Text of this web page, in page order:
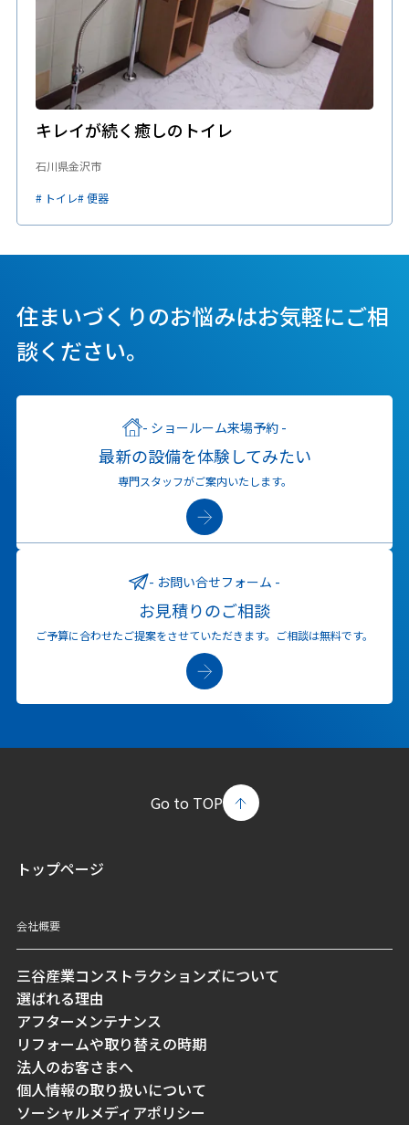
キレイが続く癒しのトイレ
石川県金沢市
# トイレ# 便器
住まいづくりのお悩みはお気軽にご相
談ください。
ショールーム来場予約
最新の設備を体験してみたい
専門スタッフがご案内いたします。
お問い合せフォーム
お見積りのご相談
ご予算に合わせたご提案をさせていただきます。 ご相談は無料です。
Go to TOP
トップページ
会社概要
三谷産業コンストラクションズについて
選ばれる理由
アフターメンテナンス
リフォームや取り替えの時期
法人のお客さまへ
個人情報の取り扱いについて
ソーシャルメディアポリシー